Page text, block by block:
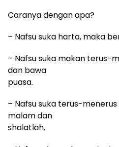
Caranya dengan apa?
– Nafsu suka harta, maka
– Nafsu suka makan terus-
dan bawa
puasa.
– Nafsu suka terus-
malam dan
shalatlah.